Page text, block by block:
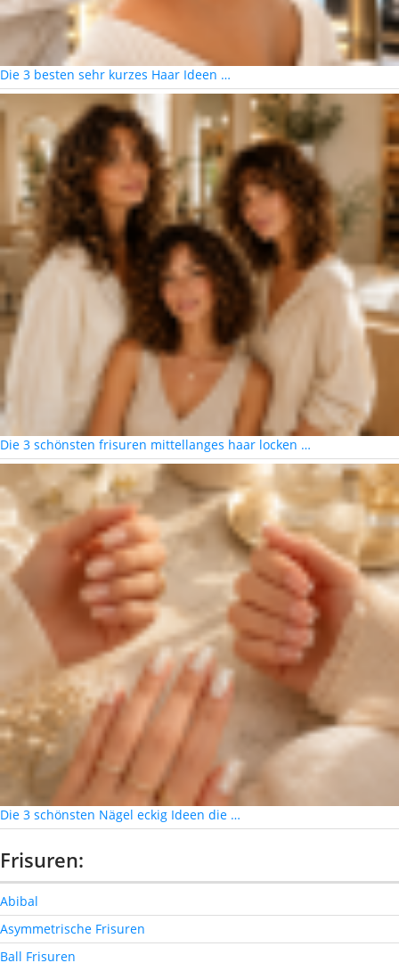
Die 3 besten sehr kurzes Haar Ideen …
Die 3 schönsten frisuren mittellanges haar locken …
Die 3 schönsten Nägel eckig Ideen die …
Frisuren:
Abibal
Asymmetrische Frisuren
Ball Frisuren